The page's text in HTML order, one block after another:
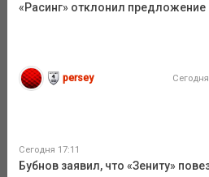
«Расинг» отклонил
persey
Сегодня 17:11
Бубнов заявил, что «Зениту»